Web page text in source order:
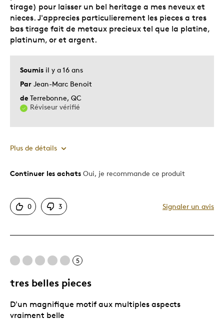
Soumis il y a 16 ans
Par Jean-Marc Benoit
de Terrebonne, QC
Réviseur vérifié
tirage) pour laisser un bel heritage a mes neveux et
nieces. J'apprecies particulierement les pieces a tres
bas tirage fait de metaux precieux tel que la platine,
platinum, or et argent.
Plus de détails
Le pour
Détaillé
Propice à l'exposition
Les meilleures utilisations
Adultes
Passe-temps
Souvenir
Continuer les achats Oui, je recommande ce produit
0 3 Signaler un avis
5
tres belles pieces
D'un magnifique motif aux multiples aspects
vraiment belle